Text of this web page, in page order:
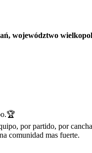
województwo
por partido, por
comunidad mas fuerte.